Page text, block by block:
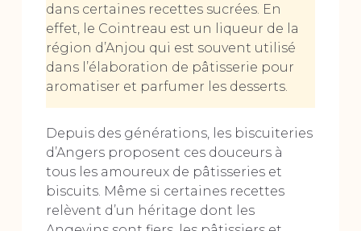
dans certaines recettes sucrées. En
effet, le Cointreau est un liqueur de la
région d’Anjou qui est souvent utilisé
dans l’élaboration de pâtisserie pour
aromatiser et parfumer les desserts.
Depuis des générations, les biscuiteries
d’Angers proposent ces douceurs à
tous les amoureux de pâtisseries et
biscuits. Même si certaines recettes
relèvent d’un héritage dont les